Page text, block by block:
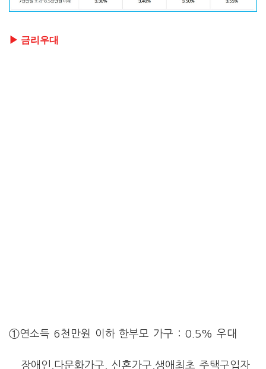
▶ 금리우대
①연소득 6천만원 이하 한부모 가구 : 0.5% 우대
장애인,다문화가구, 신혼가구,생애최초 주택구입자